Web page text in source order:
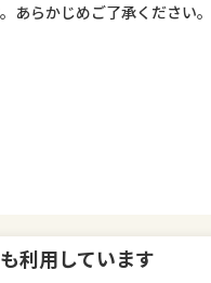
あらかじめご了承ください。
利用しています